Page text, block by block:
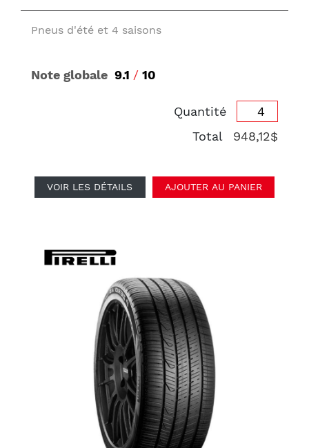
Pneus d'été et 4 saisons
Note globale 9.1 / 10
Quantité
Total
948,12$
VOIR LES DÉTAILS AJOUTER AU PANIER